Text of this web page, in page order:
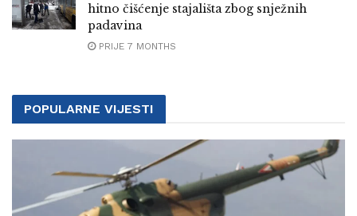
hitno čišćenje stajališta zbog snježnih
padavina
PRIJE 7 MONTHS
POPULARNE VIJESTI